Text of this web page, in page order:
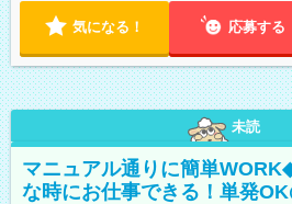
気になる！ 応募する
未読
マニュアル通りに簡単
な時にお仕事できる！単発